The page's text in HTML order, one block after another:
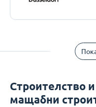
Строителство
мащабни